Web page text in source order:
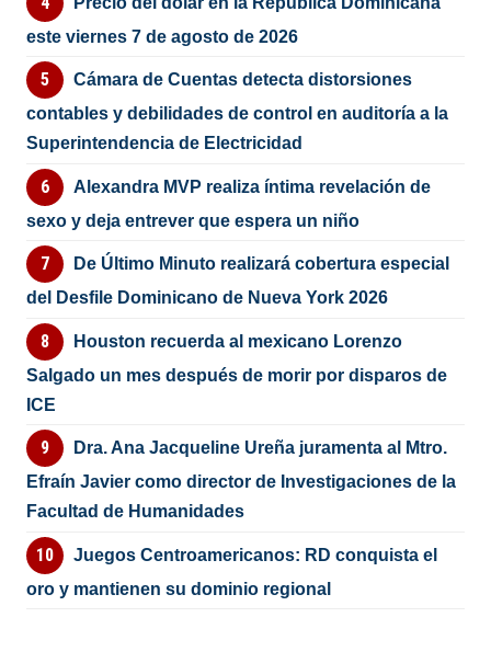
este viernes 7 de agosto de 2026
Cámara de Cuentas detecta distorsiones
contables y debilidades de control en auditoría a la
Superintendencia de Electricidad
Alexandra MVP realiza íntima revelación de
sexo y deja entrever que espera un niño
De Último Minuto realizará cobertura especial
del Desfile Dominicano de Nueva York 2026
Houston recuerda al mexicano Lorenzo
Salgado un mes después de morir por disparos de
ICE
Dra. Ana Jacqueline Ureña juramenta al Mtro.
Efraín Javier como director de Investigaciones de la
Facultad de Humanidades
Juegos Centroamericanos: RD conquista el
oro y mantienen su dominio regional